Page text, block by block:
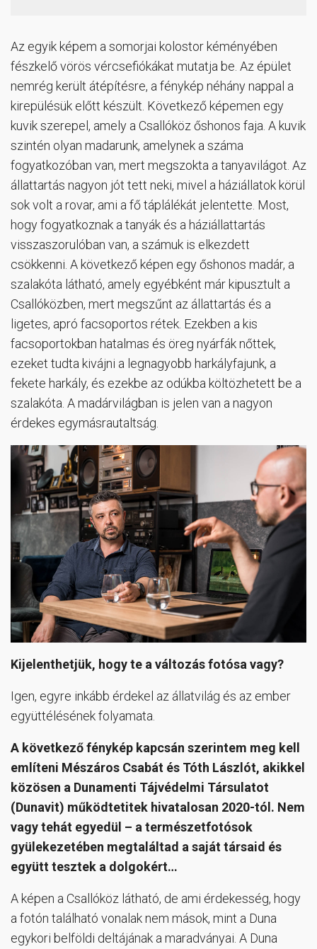
Az egyik képem a somorjai kolostor kéményében
fészkelő vörös vércsefiókákat mutatja be. Az épület
nemrég került átépítésre, a fénykép néhány nappal a
kirepülésük előtt készült. Következő képemen egy
kuvik szerepel, amely a Csallóköz őshonos faja. A kuvik
szintén olyan madarunk, amelynek a száma
fogyatkozóban van, mert megszokta a tanyavilágot. Az
állattartás nagyon jót tett neki, mivel a háziállatok körül
sok volt a rovar, ami a fő táplálékát jelentette. Most,
hogy fogyatkoznak a tanyák és a háziállattartás
visszaszorulóban van, a számuk is elkezdett
csökkenni. A következő képen egy őshonos madár, a
szalakóta látható, amely egyébként már kipusztult a
Csallóközben, mert megszűnt az állattartás és a
ligetes, apró facsoportos rétek. Ezekben a kis
facsoportokban hatalmas és öreg nyárfák nőttek,
ezeket tudta kivájni a legnagyobb harkályfajunk, a
fekete harkály, és ezekbe az odúkba költözhetett be a
szalakóta. A madárvilágban is jelen van a nagyon
érdekes egymásrautaltság.
Kijelenthetjük, hogy te a változás fotósa vagy?
Igen, egyre inkább érdekel az állatvilág és az ember
együttélésének folyamata.
A következő fénykép kapcsán szerintem meg kell
említeni Mészáros Csabát és Tóth Lászlót, akikkel
közösen a Dunamenti Tájvédelmi Társulatot
(Dunavit) működtetitek hivatalosan 2020-tól. Nem
vagy tehát egyedül – a természetfotósok
gyülekezetében megtaláltad a saját társaid és
együtt tesztek a dolgokért…
A képen a Csallóköz látható, de ami érdekesség, hogy
a fotón található vonalak nem mások, mint a Duna
egykori belföldi deltájának a maradványai. A Duna